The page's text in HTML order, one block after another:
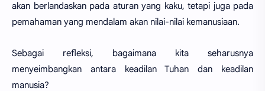
akan berlandaskan pada aturan yang kaku, tetapi juga pada
pemahaman yang mendalam akan nilai-nilai kemanusiaan.
Sebagai refleksi, bagaimana kita seharusnya
menyeimbangkan antara keadilan Tuhan dan keadilan
manusia?